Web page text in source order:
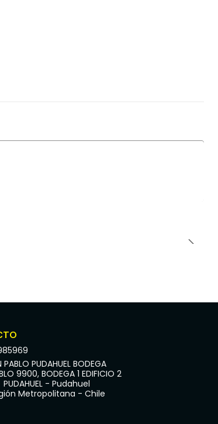
PABLO PUDAHUEL BODEGA
9900, BODEGA 1 EDIFICIO 2
PUDAHUEL - Pudahuel
Metropolitana - Chile